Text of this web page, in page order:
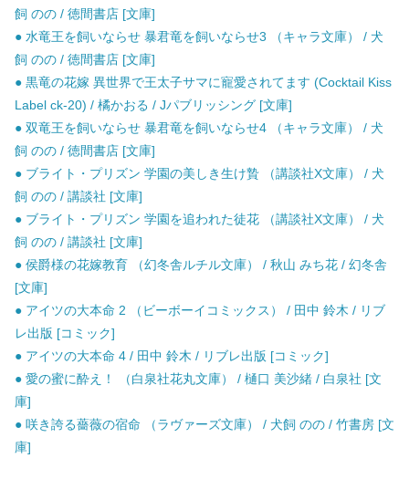
飼 のの / 徳間書店 [文庫]
● 水竜王を飼いならせ 暴君竜を飼いならせ3 （キャラ文庫） / 犬
飼 のの / 徳間書店 [文庫]
● 黒竜の花嫁 異世界で王太子サマに寵愛されてます (Cocktail Kiss
Label ck-20) / 橘かおる / Jパブリッシング [文庫]
● 双竜王を飼いならせ 暴君竜を飼いならせ4 （キャラ文庫） / 犬
飼 のの / 徳間書店 [文庫]
● ブライト・プリズン 学園の美しき生け贄 （講談社X文庫） / 犬
飼 のの / 講談社 [文庫]
● ブライト・プリズン 学園を追われた徒花 （講談社X文庫） / 犬
飼 のの / 講談社 [文庫]
● 侯爵様の花嫁教育 （幻冬舎ルチル文庫） / 秋山 みち花 / 幻冬舎
[文庫]
● アイツの大本命 2 （ビーボーイコミックス） / 田中 鈴木 / リブ
レ出版 [コミック]
● アイツの大本命 4 / 田中 鈴木 / リブレ出版 [コミック]
● 愛の蜜に酔え！ （白泉社花丸文庫） / 樋口 美沙緒 / 白泉社 [文
庫]
● 咲き誇る薔薇の宿命 （ラヴァーズ文庫） / 犬飼 のの / 竹書房 [文
庫]